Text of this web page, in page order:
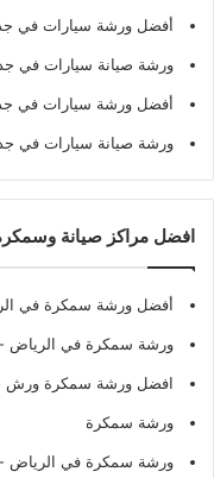
أفضل ورشة سيارات في
ورشة صيانة سيارات في
أفضل ورشة سيارات في
ورشة صيانة سيارات في
افضل مراكز صيانة
أفضل ورشة سمكرة في
ورشة سمكرة في الرياض
افضل ورشة سمكرة ورش
ورشة سمكرة
ورشة سمكرة في الرياض